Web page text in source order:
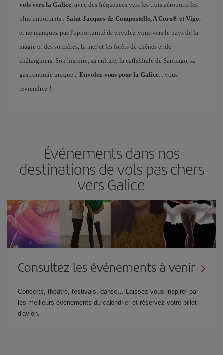
vols vers la Galice , avec des fréquences vers les trois aéroports les
plus importants : Saint-Jacques-de-Compostelle, A Coru® et Vigo
et ne manquez pas l'opportunité de envolez-vous vers le pays de la
magie et des sorcières, la mer et les forêts de chênes et de
châtaigniers. Son histoire, sa culture, la cathédrale de Santiago, sa
gastronomie unique... Envolez-vous pour la Galice ... vous
reviendrez !
Événements dans nos
destinations de vols pas chers
vers Galice
Consultez les événements à venir
Concerts, théâtre, festivals, danse… Laissez-vous inspirer par
les meilleurs événements du calendrier et réservez votre billet
d'avion.